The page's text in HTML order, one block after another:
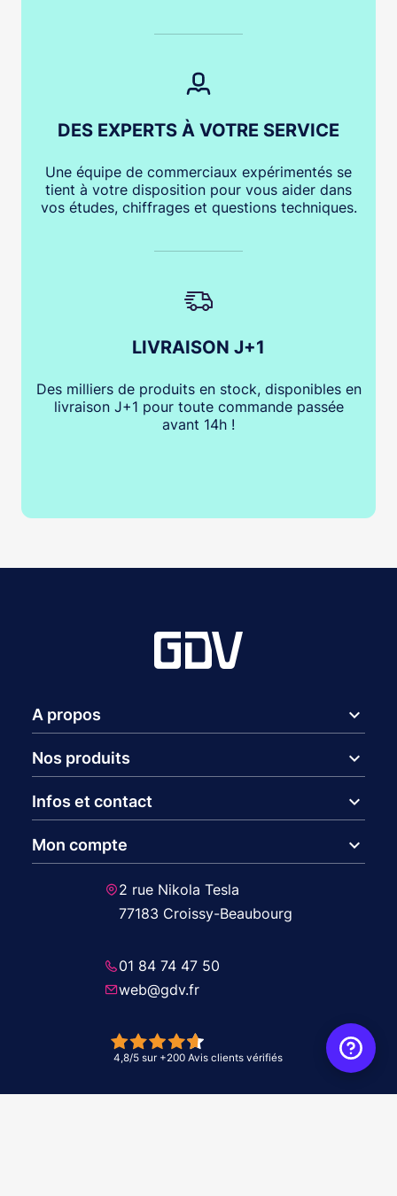
DES EXPERTS À VOTRE SERVICE
Une équipe de commerciaux expérimentés se
tient à votre disposition pour vous aider dans
vos études, chiffrages et questions techniques.
LIVRAISON J+1
Des milliers de produits en stock, disponibles en
livraison J+1 pour toute commande passée
avant 14h !
A propos expand_more
Nos produits expand_more
Infos et contact expand_more
Mon compte expand_more
2 rue Nikola Tesla
77183 Croissy-Beaubourg
01 84 74 47 50
web@gdv.fr